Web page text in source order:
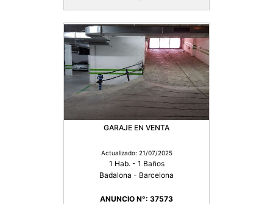
GARAJE EN VENTA
Actualizado: 21/07/2025
1 Hab. - 1 Baños
Badalona - Barcelona
ANUNCIO N°: 37573